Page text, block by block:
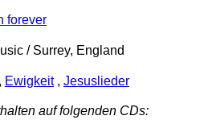
forever
/ Surrey, England
, Ewigkeit, Jesuslieder
auf folgenden CDs: